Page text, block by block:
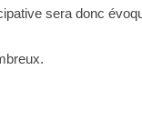
sera donc